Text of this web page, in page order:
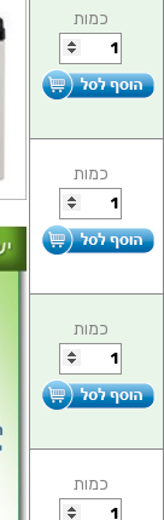
כמות
כמות
כמות
כמות